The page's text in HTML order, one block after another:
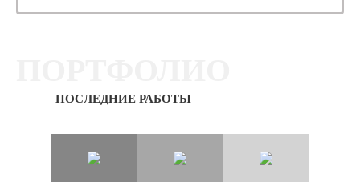
ПОСЛЕДНИЕ РАБОТЫ